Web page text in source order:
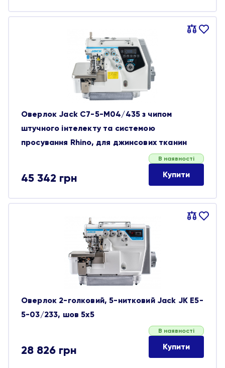
Порівняти
В
Оверлок Jack C7-5-M04/435 з чипом
штучного інтелекту та системою
просування Rhino, для джинсових тканин
45 342 грн
В наявності
Купити
Порівняти
В
Оверлок 2-голковий, 5-нитковий Jack JK E5-
5-03/233, шов 5х5
28 826 грн
В наявності
Купити